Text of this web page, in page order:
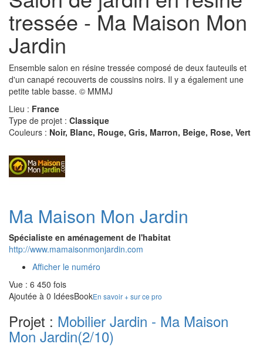
tressée - Ma Maison Mon
Jardin
Ensemble salon en résine tressée composé de deux fauteuils et
d'un canapé recouverts de coussins noirs. Il y a également une
petite table basse. © MMMJ
Lieu : France
Type de projet : Classique
Couleurs : Noir, Blanc, Rouge, Gris, Marron, Beige, Rose, Vert
Ma Maison Mon Jardin
Spécialiste en aménagement de l'habitat
http://www.mamaisonmonjardin.com
Afficher le numéro
Vue : 6 450 fois
Ajoutée à 0 IdéesBookEn savoir + sur ce pro
Projet : Mobilier Jardin - Ma Maison
Mon Jardin(2/10)